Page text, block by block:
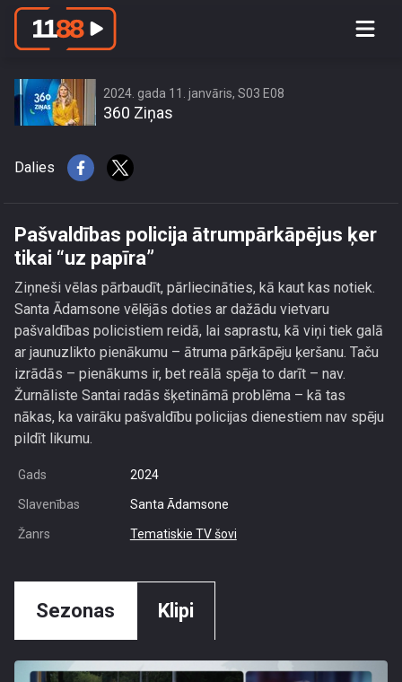
Pašvaldības policija ātrumpārkāpējus
2024. gada 11. janvāris, S03 E08
360 Ziņas
Dalies
Pašvaldības policija ātrumpārkāpējus ķer
tikai “uz papīra”
Ziņneši vēlas pārbaudīt, pārliecināties, kā kaut kas notiek.
Santa Ādamsone vēlējās doties ar dažādu vietvaru
pašvaldības policistiem reidā, lai saprastu, kā viņi tiek galā
ar jaunuzlikto pienākumu – ātruma pārkāpēju ķeršanu. Taču
izrādās – pienākums ir, bet reālā spēja to darīt – nav.
Žurnāliste Santai radās šķetināmā problēma – kā tas
nākas, ka vairāku pašvaldību policijas dienestiem nav spēju
pildīt likumu.
Gads 2024
Slavenības Santa Ādamsone
Žanrs Tematiskie TV šovi
Sezonas Klipi